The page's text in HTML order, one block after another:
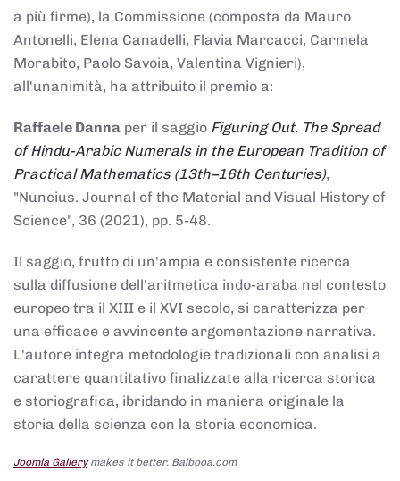
a più firme), la Commissione (composta da Mauro
Antonelli, Elena Canadelli, Flavia Marcacci, Carmela
Morabito, Paolo Savoia, Valentina Vignieri),
all'unanimità, ha attribuito il premio a:
Raffaele Danna per il saggio Figuring Out. The Spread
of Hindu-Arabic Numerals in the European Tradition of
Practical Mathematics (13th–16th Centuries),
"Nuncius. Journal of the Material and Visual History of
Science", 36 (2021), pp. 5-48.
Il saggio, frutto di un'ampia e consistente ricerca
sulla diffusione dell'aritmetica indo-araba nel contesto
europeo tra il XIII e il XVI secolo, si caratterizza per
una efficace e avvincente argomentazione narrativa.
L'autore integra metodologie tradizionali con analisi a
carattere quantitativo finalizzate alla ricerca storica
e storiografica, ibridando in maniera originale la
storia della scienza con la storia economica.
Joomla Gallerymakes it better. Balbooa.com